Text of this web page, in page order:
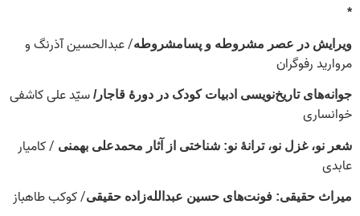
*
ویرایش در عصر مشروطه و پسامشروطه/ عبدالحسین آذرنگ و
مروارید رفوگران
جوانه‌های تاریخ‌نویسی ادبیات کودک در دورۀ قاجار/ سیّد علی کاشفی
خوانساری
شعر نو، غزل نو، ترانۀ نو: شناختی از آثار محمدعلی بهمنی / کامیار
عابدی
میراث حقیقی: فونت‌های حسین عبدالله‌زاده حقیقی/ کوکب طاهباز